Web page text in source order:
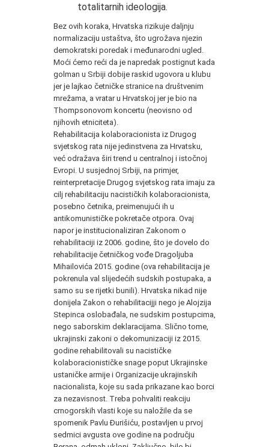
totalitarnih ideologija.
Bez ovih koraka, Hrvatska rizikuje daljnju
normalizaciju ustaštva, što ugrožava njezin
demokratski poredak i međunarodni ugled.
Moći ćemo reći da je napredak postignut kada
golman u Srbiji dobije raskid ugovora u klubu
jer je lajkao četničke stranice na društvenim
mrežama, a vratar u Hrvatskoj jer je bio na
Thompsonovom koncertu (neovisno od
njihovih etniciteta).
Rehabilitacija kolaboracionista iz Drugog
svjetskog rata nije jedinstvena za Hrvatsku,
već odražava širi trend u centralnoj i istočnoj
Evropi. U susjednoj Srbiji, na primjer,
reinterpretacije Drugog svjetskog rata imaju za
cilj rehabilitaciju nacističkih kolaboracionista,
posebno četnika, preimenujući ih u
antikomunističke pokretače otpora. Ovaj
napor je institucionaliziran Zakonom o
rehabilitaciji iz 2006. godine, što je dovelo do
rehabilitacije četničkog vođe Dragoljuba
Mihailovića 2015. godine (ova rehabilitacija je
pokrenula val slijedećih sudskih postupaka, a
samo su se rijetki bunili). Hrvatska nikad nije
donijela Zakon o rehabilitacijji nego je Alojzija
Stepinca oslobađala, ne sudskim postupcima,
nego saborskim deklaracijama. Slično tome,
ukrajinski zakoni o dekomunizaciji iz 2015.
godine rehabilitovali su nacističke
kolaboracionističke snage poput Ukrajinske
ustaničke armije i Organizacije ukrajinskih
nacionalista, koje su sada prikazane kao borci
za nezavisnost. Treba pohvaliti reakciju
crnogorskih vlasti koje su naložile da se
spomenik Pavlu Đurišiću, postavljen u prvoj
sedmici avgusta ove godine na području